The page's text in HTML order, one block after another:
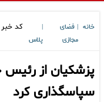
خانه
فضای
مجازی
پلاس
کد خبر
پزشکیان از رئیس
سپاسگذاری کرد